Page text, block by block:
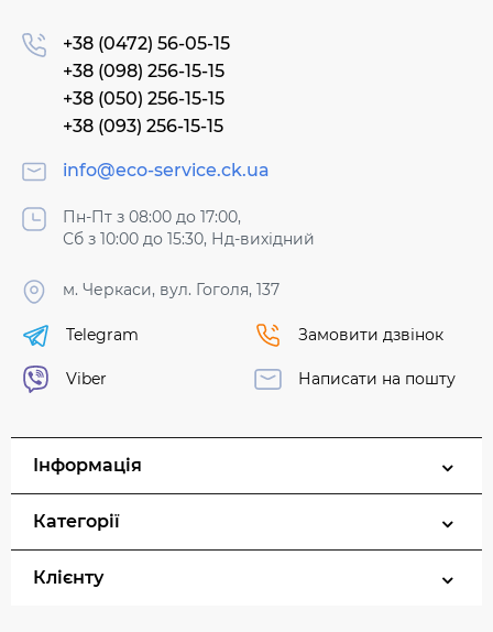
+38 (0472) 56-05-15
+38 (098) 256-15-15
+38 (050) 256-15-15
+38 (093) 256-15-15
info@eco-service.ck.ua
Пн-Пт з 08:00 до 17:00,
Сб з 10:00 до 15:30, Нд-вихідний
м. Черкаси, вул. Гоголя, 137
Telegram
Viber
Замовити дзвінок
Написати на пошту
Інформація
Категорії
Клієнту